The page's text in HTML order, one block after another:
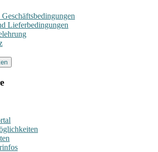
Lieferbedingungen